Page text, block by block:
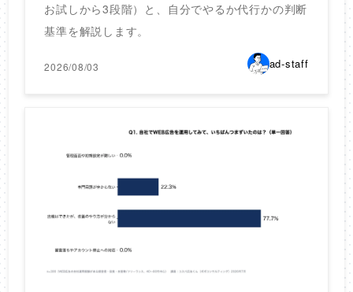
お試しから3段階）と、自分でやるか代行かの判断
基準を解説します。
2026/08/03 ad-staff